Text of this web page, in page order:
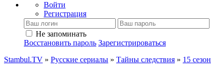
Войти
Регистрация
Не запоминать
Восстановить пароль Зарегистрироваться
Stambul.TV » Русские сериалы » Тайны следствия » 15 сезон